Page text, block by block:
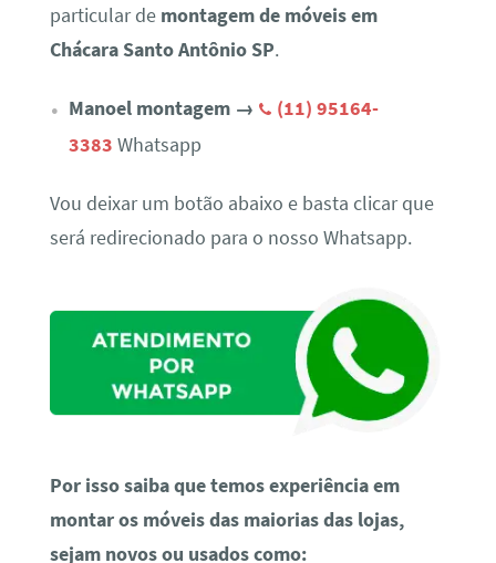
particular de montagem de móveis em
Chácara Santo Antônio SP.
Manoel montagem →
(11) 95164-
3383 Whatsapp
Vou deixar um botão abaixo e basta clicar que
será redirecionado para o nosso Whatsapp.
Por isso saiba que temos experiência em
montar os móveis das maiorias das lojas,
sejam novos ou usados como: